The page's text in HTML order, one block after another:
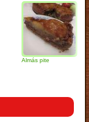
Almás pite